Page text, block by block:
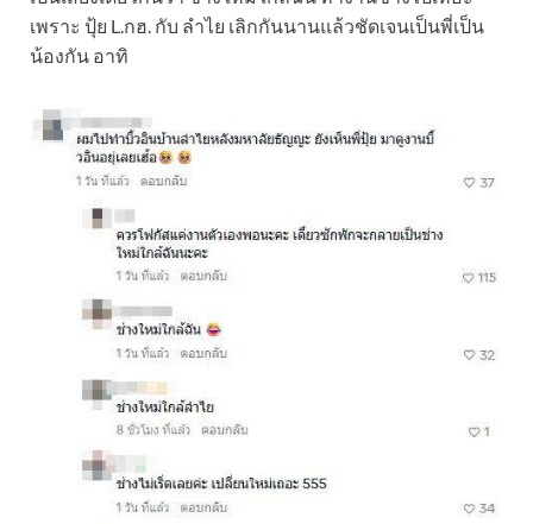
เพราะ ปุ้ย L.กฮ. กับ ลำไย เลิกกันนานแล้วชัดเจนเป็นพี่เป็น
น้องกัน อาทิ